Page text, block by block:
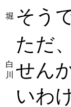
堀 そう
白
川
ただ
せん
いわ